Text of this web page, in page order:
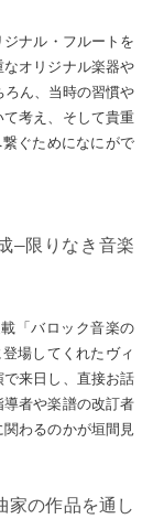
ナル・フルートを
オリジナル楽器や
ん、当時の習慣や
考え、そして貴重
ぐためになにがで
—限りなき音楽
「バロック音楽の
場してくれたヴィ
来日し、直接お話
者や楽譜の改訂者
わるのかが垣間見
の作品を通し